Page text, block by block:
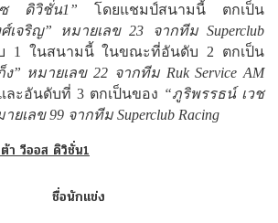
ซ ดิวิชั่น1”
โดยแชมป์สนามนี้ ตกเป็น
จริญ” หมายเลข 23 จากทีม Superclub
1 ในสนามนี้ ในขณะที่อันดับ 2 ตกเป็น
ง” หมายเลข 22 จากทีม Ruk Service AM
ละอันดับที่ 3 ตกเป็นของ “ภูริพรรธน์ เวช
ยเลข 99 จากทีม Superclub Racing
า วีออส ดิวิชั่น1
ชื่อนักแข่ง